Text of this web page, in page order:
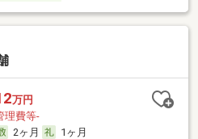
万円
理費等-
2ヶ月
1ヶ月